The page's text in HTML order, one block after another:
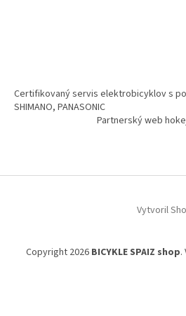
Certifikovaný servis elektrobicyklov s
SHIMANO, PANASONIC
Partnerský web
Vytvoril
Copyright 2026 BICYKLE SPAIZ shop.